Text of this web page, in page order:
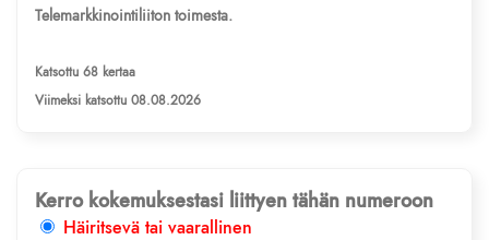
Telemarkkinointiliiton toimesta.
Katsottu 68 kertaa
Viimeksi katsottu 08.08.2026
Kerro kokemuksestasi liittyen tähän numeroon
Häiritsevä tai vaarallinen